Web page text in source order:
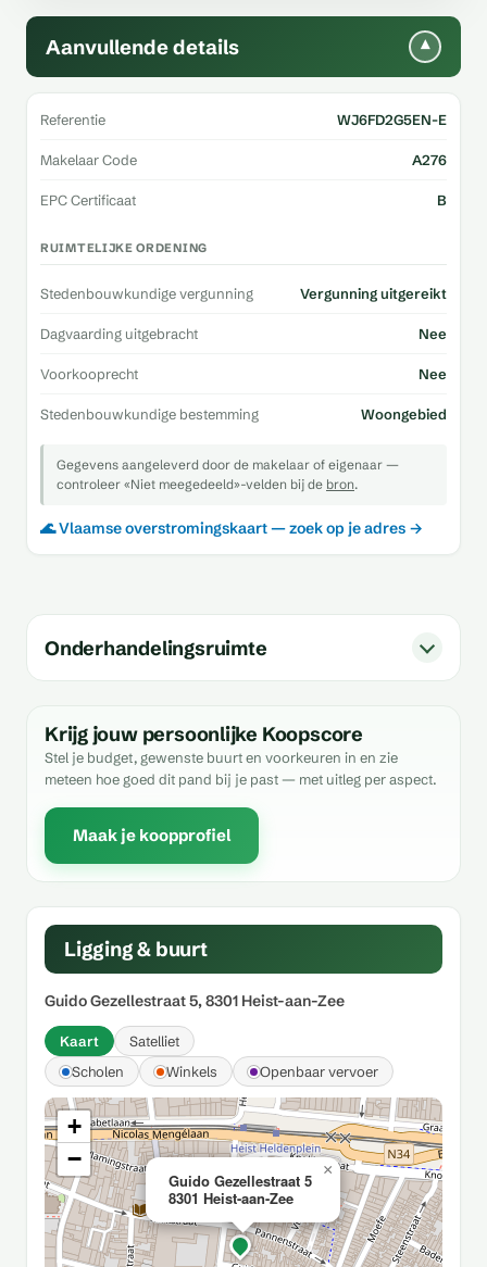
Aanvullende details ▾
Referentie WJ6FD2G5EN-E
Makelaar Code A276
EPC Certificaat B
RUIMTELIJKE ORDENING
Stedenbouwkundige vergunning Vergunning uitgereikt
Dagvaarding uitgebracht Nee
Voorkooprecht Nee
Stedenbouwkundige bestemming Woongebied
Gegevens aangeleverd door de makelaar of eigenaar —
controleer «Niet meegedeeld»-velden bij de bron.
🌊 Vlaamse overstromingskaart — zoek op je adres →
Onderhandelingsruimte
Krijg jouw persoonlijke Koopscore
Stel je budget, gewenste buurt en voorkeuren in en zie
meteen hoe goed dit pand bij je past — met uitleg per aspect.
Maak je koopprofiel
Ligging & buurt
Guido Gezellestraat 5, 8301 Heist-aan-Zee
Kaart
Satelliet
Scholen
Winkels Openbaar vervoer
Guido Gezellestraat 5
8301 Heist-aan-Zee
×
+
−